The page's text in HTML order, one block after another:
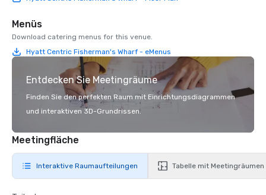
Menüs
Download catering menus for this venue.
Hyatt Centric Fisherman's Wharf - eMenus
Entdecken Sie Meetingräume
Finden Sie den perfekten Raum mit Einrichtungsdiagrammen
und interaktiven 3D-Grundrissen.
Meetingfläche
Interaktive Raumaufteilungen Tabelle mit Meetingräumen